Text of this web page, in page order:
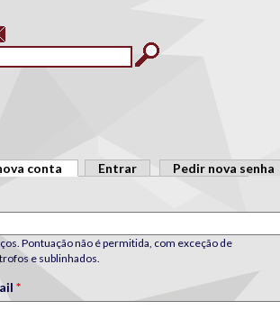
primários
conta (separador ativo)
Entrar
Pedir nova senha
Pontuação não é permitida, com exceção de
e sublinhados.
*